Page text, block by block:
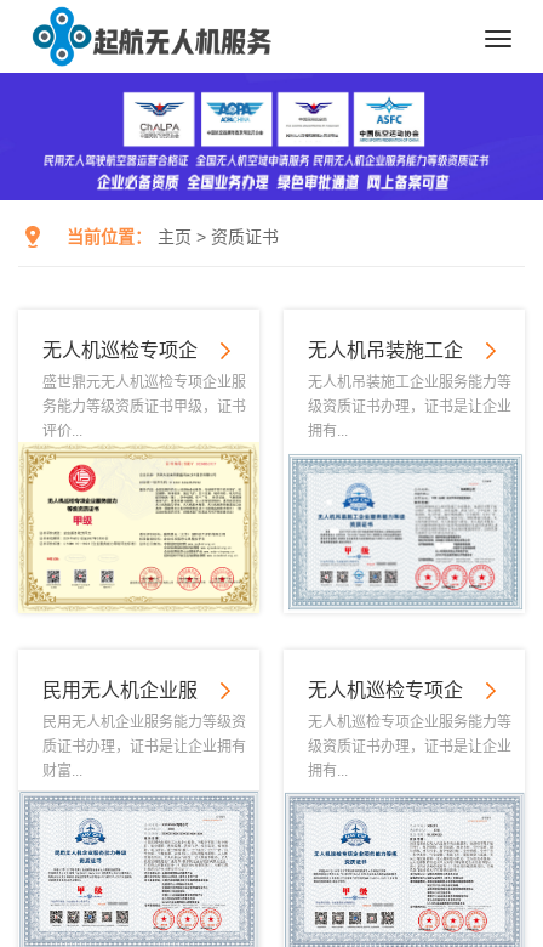
当前位置： 主页 > 资质证书
无人机巡检专项企
盛世鼎元无人机巡检专项企业服
务能力等级资质证书甲级，证书
评价...
无人机吊装施工企
无人机吊装施工企业服务能力等
级资质证书办理，证书是让企业
拥有...
民用无人机企业服
民用无人机企业服务能力等级资
质证书办理，证书是让企业拥有
财富...
无人机巡检专项企
无人机巡检专项企业服务能力等
级资质证书办理，证书是让企业
拥有...